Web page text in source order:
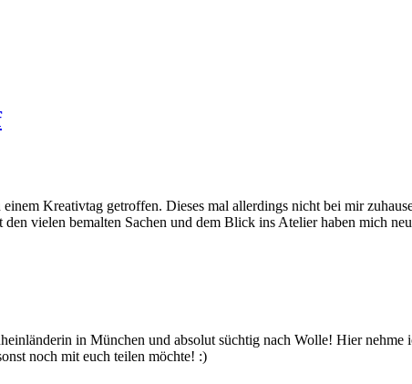
Kreativtag getroffen. Dieses mal allerdings nicht bei mir
vielen bemalten Sachen und dem Blick ins Atelier haben mich
in München und absolut süchtig nach Wolle! Hier nehme
noch mit euch teilen möchte! :)